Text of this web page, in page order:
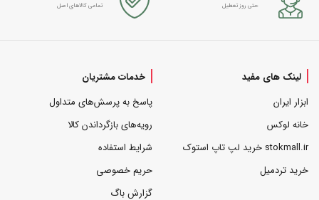
حتی روز تعطیل تمامی کالاهای اصل
لینک های مفید
ابزار ایران
خانه لوکس
stokmall.ir خرید لپ تاپ استوک
خرید تردمیل
خدمات مشتریان
پاسخ به پرسش‌های متداول
رویه‌های بازگرداندن کالا
شرایط استفاده
حریم خصوصی
گزارش باگ